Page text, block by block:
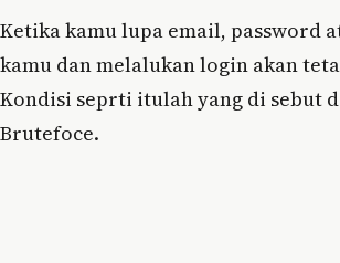
Ketika kamu lupa email, password
kamu dan melalukan login akan
Kondisi seprti itulah yang di sebut
Brutefoce.